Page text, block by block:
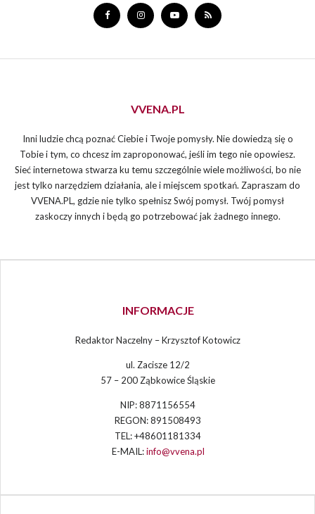
VVENA.PL
Inni ludzie chcą poznać Ciebie i Twoje pomysły. Nie dowiedzą się o
Tobie i tym, co chcesz im zaproponować, jeśli im tego nie opowiesz.
Sieć internetowa stwarza ku temu szczególnie wiele możliwości, bo nie
jest tylko narzędziem działania, ale i miejscem spotkań. Zapraszam do
VVENA.PL, gdzie nie tylko spełnisz Swój pomysł. Twój pomysł
zaskoczy innych i będą go potrzebować jak żadnego innego.
INFORMACJE
Redaktor Naczelny – Krzysztof Kotowicz
ul. Zacisze 12/2
57 – 200 Ząbkowice Śląskie
NIP: 8871156554
REGON: 891508493
TEL: +48601181334
E-MAIL:info@vvena.pl